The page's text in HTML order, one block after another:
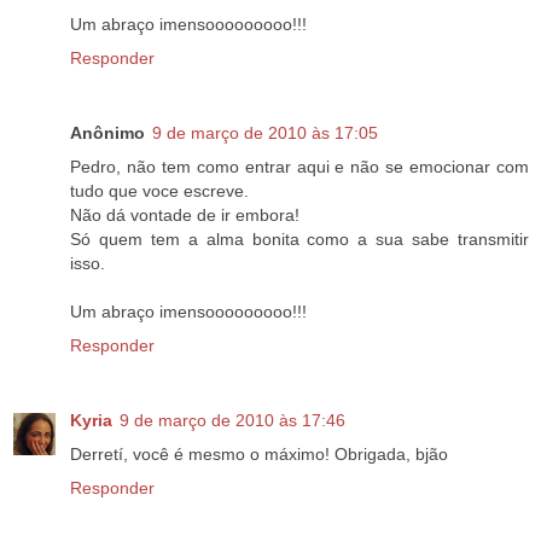
Um abraço imensooooooooo!!!
Responder
Anônimo 9 de março de 2010 às 17:05
Pedro, não tem como entrar aqui e não se emocionar com
tudo que voce escreve.
Não dá vontade de ir embora!
Só quem tem a alma bonita como a sua sabe transmitir
isso.
Um abraço imensooooooooo!!!
Responder
Kyria 9 de março de 2010 às 17:46
Derretí, você é mesmo o máximo! Obrigada, bjão
Responder